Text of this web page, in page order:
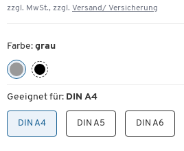
zzgl. MwSt., zzgl. Versand/ Versicherung
Farbe: grau
Geeignet für: DIN A4
DIN A4 DIN A5 DIN A6